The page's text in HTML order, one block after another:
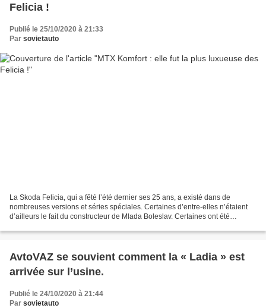
Felicia !
Publié le 25/10/2020 à 21:33
Par sovietauto
La Skoda Felicia, qui a fêté l’été dernier ses 25 ans, a existé dans de
nombreuses versions et séries spéciales. Certaines d’entre-elles n’étaient
d’ailleurs le fait du constructeur de Mlada Boleslav. Certaines ont été
AvtoVAZ se souvient comment la « Ladia » est
arrivée sur l’usine.
Publié le 24/10/2020 à 21:44
Par sovietauto